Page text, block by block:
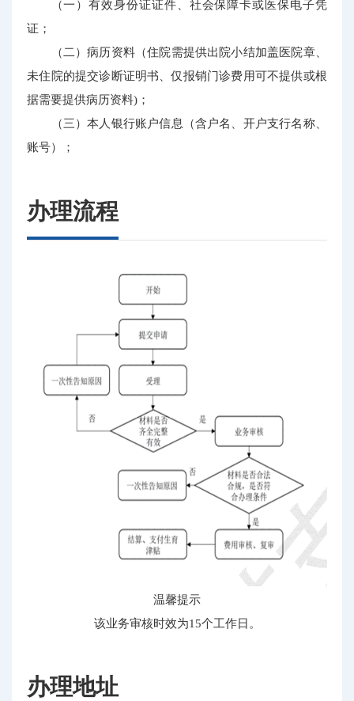
（一）有效身份证证件、社会保障卡或医保电子凭
证；
（二）病历资料（住院需提供出院小结加盖医院章、
未住院的提交诊断证明书、仅报销门诊费用可不提供或根
据需要提供病历资料)；
（三）本人银行账户信息（含户名、开户支行名称、
账号）；
办理流程
温馨提示
该业务审核时效为15个工作日。
办理地址